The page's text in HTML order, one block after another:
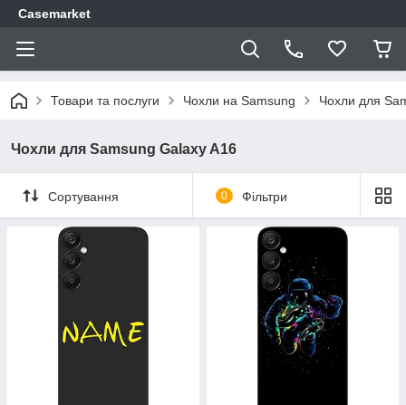
Casemarket
Товари та послуги Чохли на Samsung Чохли для
Чохли для Samsung Galaxy A16
Сортування 0 Фільтри